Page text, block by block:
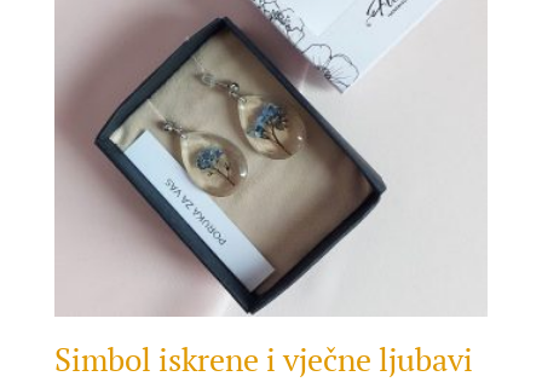
Simbol iskrene i vječne ljubavi